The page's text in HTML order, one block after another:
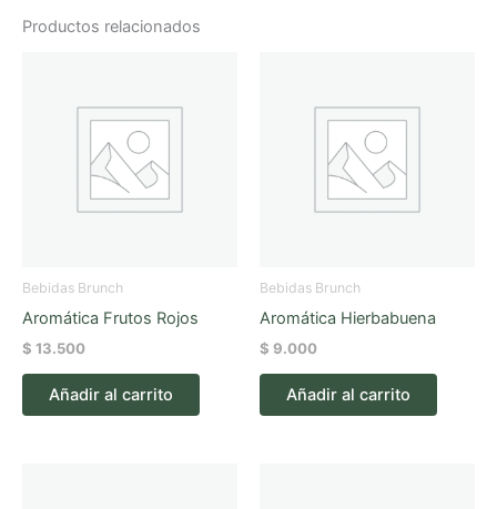
Productos relacionados
Bebidas Brunch
Aromática Frutos Rojos
$ 13.500
Añadir al carrito
Bebidas Brunch
Aromática Hierbabuena
$ 9.000
Añadir al carrito